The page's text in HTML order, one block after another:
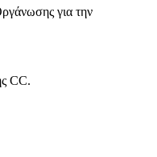
για την
CC.